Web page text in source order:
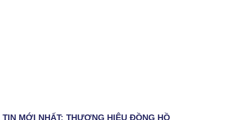
TIN MỚI NHẤT: THƯƠNG HIỆU ĐỒNG HỒ